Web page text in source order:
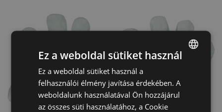
CZECH
HUNGARIAN
Ez a weboldal sütiket használ
Ez a weboldal sütiket használ a
felhasználói élmény javítása érdekében. A
weboldalunk használatával Ön hozzájárul
az összes süti használatához, a Cookie